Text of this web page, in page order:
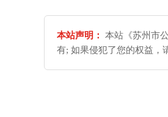
本站声明：
本站《苏州市
有; 如果侵犯了您的权益，